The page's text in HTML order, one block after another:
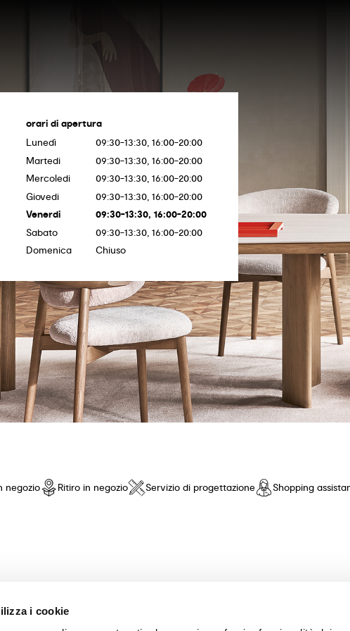
i cookie
orari di apertura
Lunedì
09:30-13:30, 16:00-20:00
Martedi
09:30-13:30, 16:00-20:00
Mercoledi
09:30-13:30, 16:00-20:00
Giovedi
09:30-13:30, 16:00-20:00
Venerdi
09:30-13:30, 16:00-20:00
Sabato
09:30-13:30, 16:00-20:00
Domenica
Chiuso
negozio Ritiro in negozio Servizio di progettazione Shopping
di fiducia! Offriamo una selezione esclusiva di mobili e accessori
senza pari. Scopri le nostre collezioni di tavoli, sedie, letti, divani e